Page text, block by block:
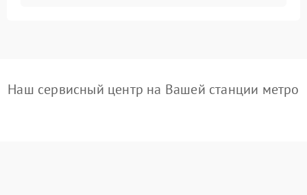
Наш сервисный центр на Вашей станции метро